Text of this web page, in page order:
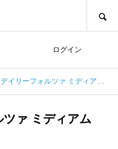
ログイン
デイリーフォルツァ ミディアム ホース(中粒)
ァ ミディアム